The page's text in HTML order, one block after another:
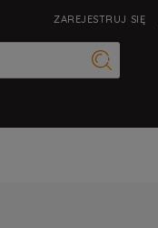
ZAREJESTRUJ SIĘ